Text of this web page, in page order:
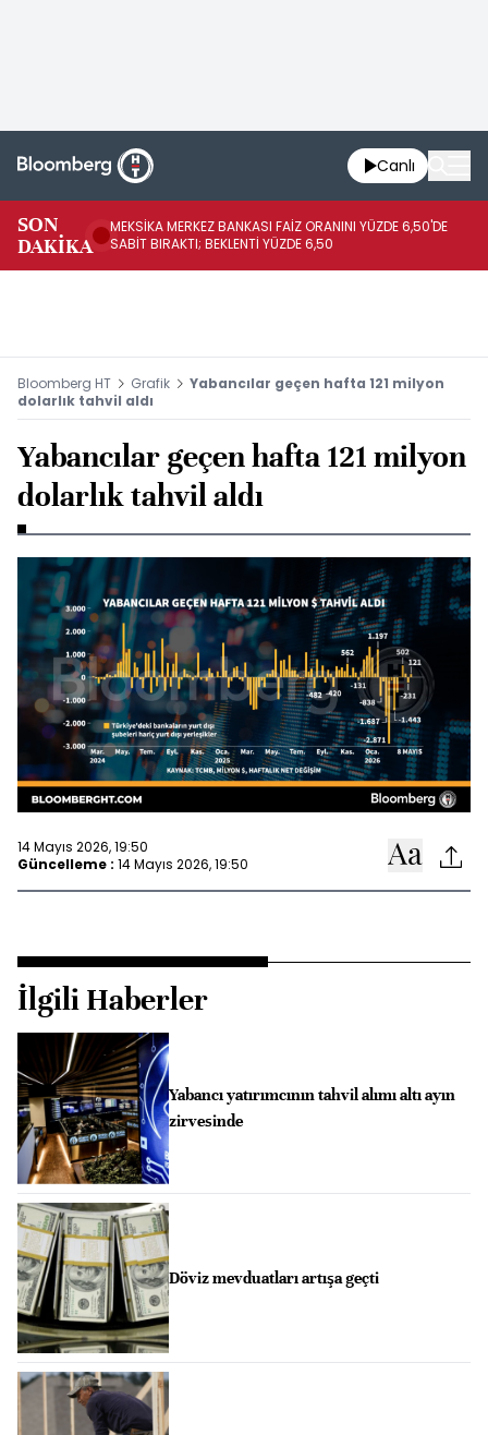
Canlı
SON
DAKİKA
MEKSİKA MERKEZ BANKASI FAİZ ORANINI YÜZDE 6,50'DE
SABİT BIRAKTI; BEKLENTİ YÜZDE 6,50
Bloomberg HT Grafik
Yabancılar geçen hafta 121 milyon
dolarlık tahvil aldı
Yabancılar geçen hafta 121 milyon
dolarlık tahvil aldı
14 Mayıs 2026, 19:50
Güncelleme : 14 Mayıs 2026, 19:50
İlgili Haberler
Yabancı yatırımcının tahvil alımı altı ayın
zirvesinde
Döviz mevduatları artışa geçti